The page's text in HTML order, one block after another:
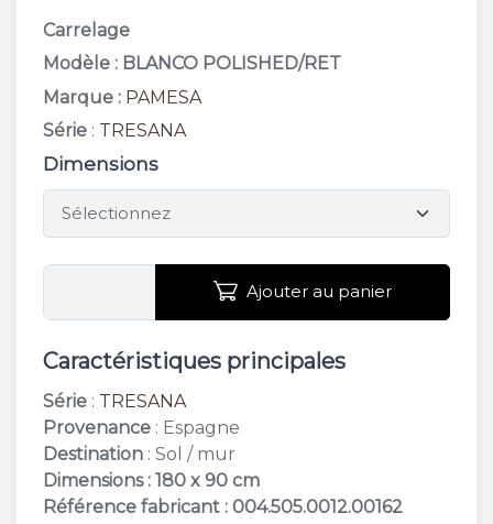
Carrelage
Modèle : BLANCO POLISHED/RET
Marque : PAMESA
Série : TRESANA
Dimensions
Ajouter au panier
Caractéristiques principales
Série : TRESANA
Provenance : Espagne
Destination : Sol / mur
Dimensions : 180 x 90 cm
Référence fabricant : 004.505.0012.00162